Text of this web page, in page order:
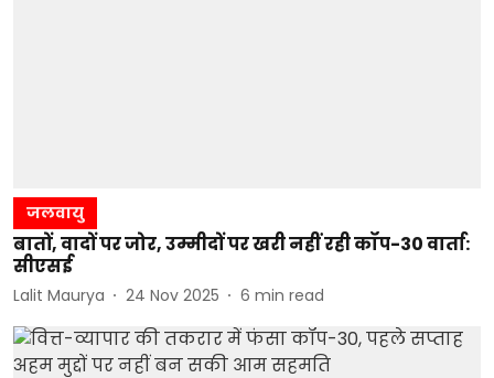
जलवायु
बातों, वादों पर जोर, उम्मीदों पर खरी नहीं रही कॉप-30 वार्ता:
सीएसई
Lalit Maurya 24 Nov 2025 6 min read